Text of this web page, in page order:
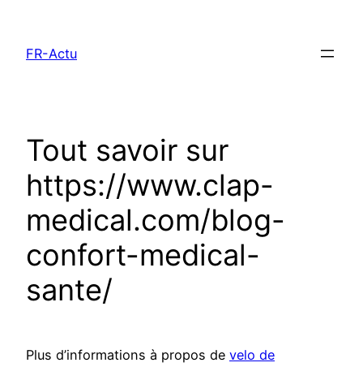
contenu
FR-Actu
Tout savoir sur
https://www.clap-
medical.com/blog-
confort-medical-
sante/
Plus d’informations à propos de velo de